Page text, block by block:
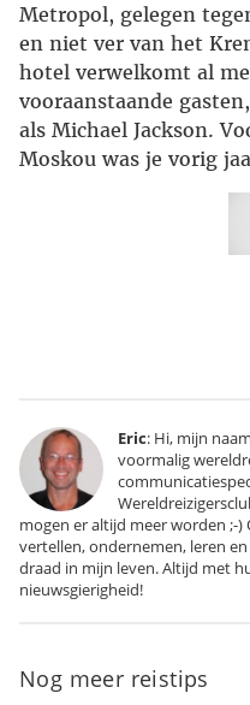
Metropol, gelegen
en niet ver van het
hotel verwelkomt al
vooraanstaande
als Michael Jackson.
Moskou was je vorig
Eric: Hi, mijn
voormalig
mogen er altijd meer worden ;-
vertellen, ondernemen, leren
draad in mijn leven. Altijd met
nieuwsgierigheid!
Nog meer reistips